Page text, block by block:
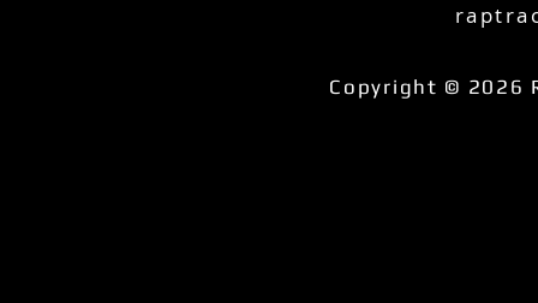
Copyright © 2026